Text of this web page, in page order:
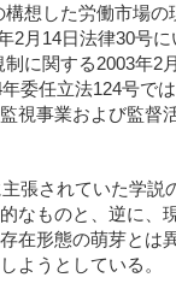
想した労働市場
2月14日法律30号
に関する2003年2
委任立法124号で
視事業および監督
張されていた学
なものと、逆に、
在形態の萌芽とは
ようとしている。